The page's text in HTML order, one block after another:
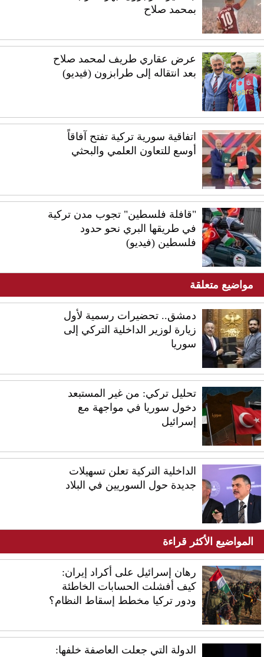
بمحمد صلاح
عرض عقاري طريف لمحمد صلاح
بعد انتقاله إلى طرابزون (فيديو)
اتفاقية سورية تركية تفتح آفاقاً
أوسع للتعاون العلمي والبحثي
"قافلة فلسطين" تجوب مدن تركية
في طريقها البري نحو حدود
فلسطين (فيديو)
مواضيع متعلقة
دمشق.. تحضيرات رسمية لأول
زيارة لوزير الداخلية التركي إلى
سوريا
تحليل تركي: من غير المستبعد
دخول سوريا في مواجهة مع
إسرائيل
الداخلية التركية تعلن تسهيلات
جديدة حول السوريين في البلاد
المواضيع الأكثر قراءة
رهان إسرائيل على أكراد إيران:
كيف أفشلت الحسابات الخاطئة
ودور تركيا مخطط إسقاط النظام؟
الدولة التي جعلت العاصفة خلفها: